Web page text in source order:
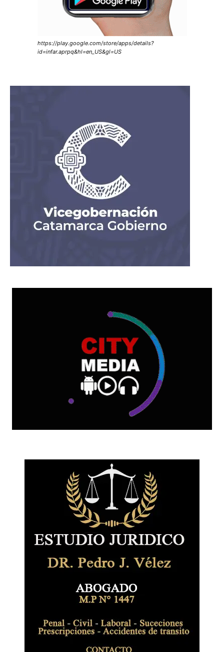
https://play.google.com/store/apps/details?
id=infar.aprpq&hl=en_US&gl=US